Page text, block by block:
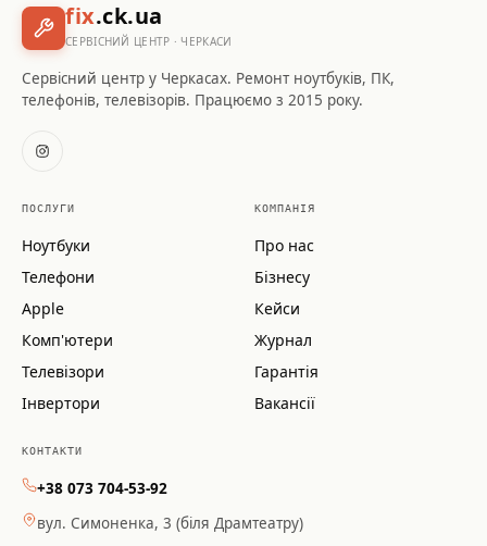
fix.ck.ua
СЕРВІСНИЙ ЦЕНТР · ЧЕРКАСИ
Сервісний центр у Черкасах. Ремонт ноутбуків, ПК,
телефонів, телевізорів. Працюємо з 2015 року.
ПОСЛУГИ
Ноутбуки
Телефони
Apple
Комп'ютери
Телевізори
Інвертори
КОМПАНІЯ
Про нас
Бізнесу
Кейси
Журнал
Гарантія
Вакансії
КОНТАКТИ
+38 073 704-53-92
вул. Симоненка, 3 (біля Драмтеатру)